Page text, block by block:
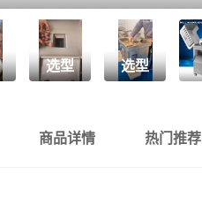
选型 选型
商品详情 热门推荐